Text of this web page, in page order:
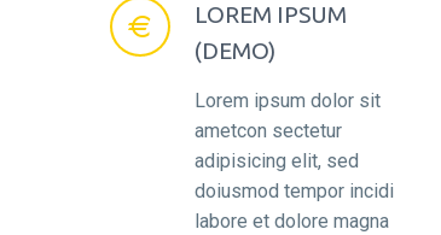


LOREM IPSUM
(DEMO)
Lorem ipsum dolor sit
ametcon sectetur
adipisicing elit, sed
doiusmod tempor incidi
labore et dolore magna